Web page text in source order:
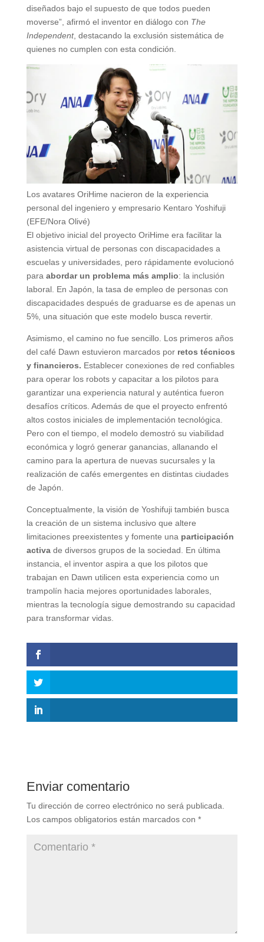
diseñados bajo el supuesto de que todos pueden
moverse”, afirmó el inventor en diálogo con The
Independent, destacando la exclusión sistemática de
quienes no cumplen con esta condición.
Los avatares OriHime nacieron de la experiencia
personal del ingeniero y empresario Kentaro Yoshifuji
(EFE/Nora Olivé)
El objetivo inicial del proyecto OriHime era facilitar la
asistencia virtual de personas con discapacidades a
escuelas y universidades, pero rápidamente evolucionó
para abordar un problema más amplio: la inclusión
laboral. En Japón, la tasa de empleo de personas con
discapacidades después de graduarse es de apenas un
5%, una situación que este modelo busca revertir.
Asimismo, el camino no fue sencillo. Los primeros años
del café Dawn estuvieron marcados por retos técnicos
y financieros. Establecer conexiones de red confiables
para operar los robots y capacitar a los pilotos para
garantizar una experiencia natural y auténtica fueron
desafíos críticos. Además de que el proyecto enfrentó
altos costos iniciales de implementación tecnológica.
Pero con el tiempo, el modelo demostró su viabilidad
económica y logró generar ganancias, allanando el
camino para la apertura de nuevas sucursales y la
realización de cafés emergentes en distintas ciudades
de Japón.
Conceptualmente, la visión de Yoshifuji también busca
la creación de un sistema inclusivo que altere
limitaciones preexistentes y fomente una participación
activade diversos grupos de la sociedad. En última
instancia, el inventor aspira a que los pilotos que
trabajan en Dawn utilicen esta experiencia como un
trampolín hacia mejores oportunidades laborales,
mientras la tecnología sigue demostrando su capacidad
para transformar vidas.
Enviar comentario
Tu dirección de correo electrónico no será publicada.
Los campos obligatorios están marcados con *